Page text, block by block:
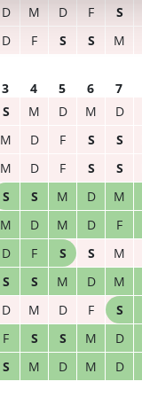
D M D F S
D F S S M
3 4 5 6 7
S M D M D
M D F S S
M D F S S
S S M D M
M D M D F
D F S S M
S S M D M
D M D F S
F S S M D
S M D M D